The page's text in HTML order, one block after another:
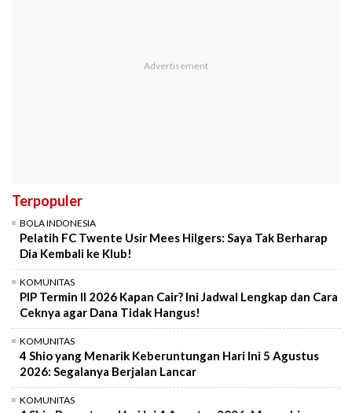
Terpopuler
BOLA INDONESIA
Pelatih FC Twente Usir Mees Hilgers: Saya Tak Berharap
Dia Kembali ke Klub!
KOMUNITAS
PIP Termin II 2026 Kapan Cair? Ini Jadwal Lengkap dan Cara
Ceknya agar Dana Tidak Hangus!
KOMUNITAS
4 Shio yang Menarik Keberuntungan Hari Ini 5 Agustus
2026: Segalanya Berjalan Lancar
KOMUNITAS